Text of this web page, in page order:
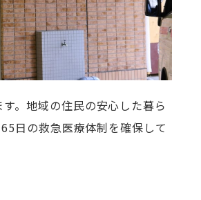
。地域の住民の安心した暮ら
日の救急医療体制を確保して